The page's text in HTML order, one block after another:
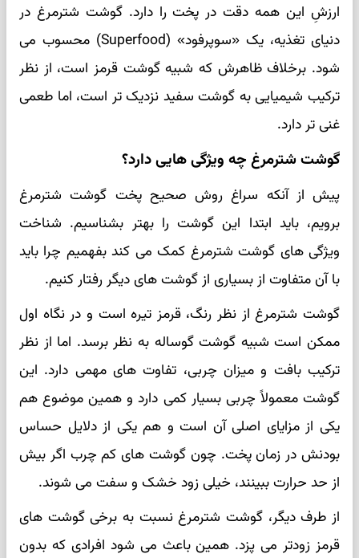
ارزشِ این همه دقت در پخت را دارد. گوشت شترمرغ در
دنیای تغذیه، یک «سوپرفود» (Superfood) محسوب می
شود. برخلاف ظاهرش که شبیه گوشت قرمز است، از نظر
ترکیب شیمیایی به گوشت سفید نزدیک تر است، اما طعمی
غنی تر دارد.
گوشت شترمرغ چه ویژگی هایی دارد؟
پیش از آنکه سراغ روش صحیح پخت گوشت شترمرغ
برویم، باید ابتدا این گوشت را بهتر بشناسیم. شناخت
ویژگی های گوشت شترمرغ کمک می کند بفهمیم چرا باید
با آن متفاوت از بسیاری از گوشت های دیگر رفتار کنیم.
گوشت شترمرغ از نظر رنگ، قرمز تیره است و در نگاه اول
ممکن است شبیه گوشت گوساله به نظر برسد. اما از نظر
ترکیب بافت و میزان چربی، تفاوت های مهمی دارد. این
گوشت معمولاً چربی بسیار کمی دارد و همین موضوع هم
یکی از مزایای اصلی آن است و هم یکی از دلایل حساس
بودنش در زمان پخت. چون گوشت های کم چرب اگر بیش
از حد حرارت ببینند، خیلی زود خشک و سفت می شوند.
از طرف دیگر، گوشت شترمرغ نسبت به برخی گوشت های
قرمز زودتر می پزد. همین باعث می شود افرادی که بدون